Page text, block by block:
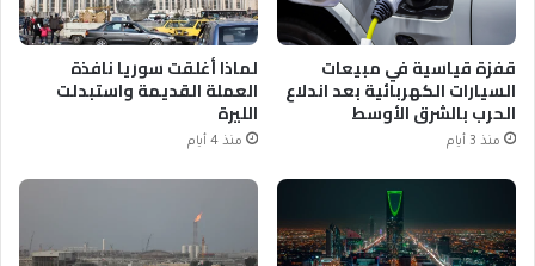
قفزة قياسية في مبيعات
السيارات الكهربائية بعد اندلاع
الحرب بالشرق الأوسط
منذ 3 أيام
لماذا أغلقت سوريا نافذة
العملة القديمة واستبدلت
الليرة
منذ 4 أيام